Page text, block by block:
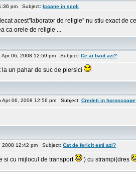
pm Subject: Icoane in scoli
acest''laborator de religie'' nu stiu exact de
ca orele de religie ...
06, 2008 12:59 pm Subject: Ce ai baut azi?
un pahar de suc de piersici
Apr 06, 2008 12:56 pm Subject: Credeti in
2008 12:42 pm Subject: Cat de fericit esti azi?
si cu mijlocul de transport ) cu strampi(dres